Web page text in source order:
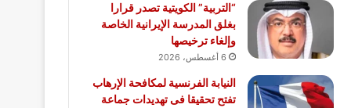
“التربية” الكويتية تصدر قرارا
بغلق المدرسة الإيرانية الخاصة
وإلغاء ترخيصها
6 أغسطس، 2026
النيابة الفرنسية لمكافحة الإرهاب
تفتح تحقيقا فى تهديدات جماعة